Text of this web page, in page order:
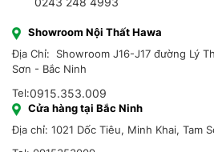
0243 248 4993
Showroom Nội Thất Hawa
Địa Chỉ: Showroom J16-J17 đường Lý
Sơn - Bắc Ninh
Tel:0915.353.009
Cửa hàng tại Bắc Ninh
Địa chỉ: 1021 Dốc Tiêu, Minh Khai, Tam